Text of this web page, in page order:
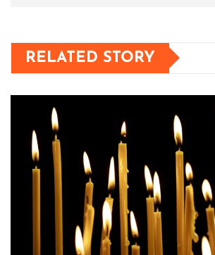
RELATED STORY